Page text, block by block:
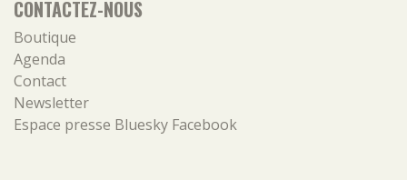
CONTACTEZ-NOUS
Boutique
Agenda
Contact
Newsletter
Espace presse Bluesky Facebook